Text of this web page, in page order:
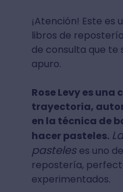
¡Atención! Este es
libros de
de consulta que te
apuro.
Rose Levy es
trayectoria,
en la técnica de
hacer pasteles.
pasteles es uno
repostería,
experimentados.